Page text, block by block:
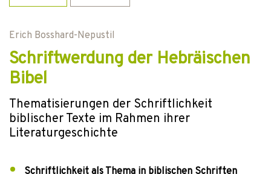
Erich Bosshard-Nepustil
Schriftwerdung der Hebräischen
Bibel
Thematisierungen der Schriftlichkeit
biblischer Texte im Rahmen ihrer
Literaturgeschichte
Schriftlichkeit als Thema in biblischen Schriften